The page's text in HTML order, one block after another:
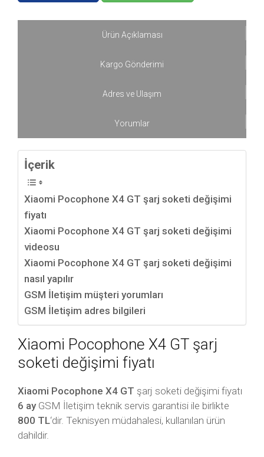
Ürün Açıklaması
Kargo Gönderimi
Adres ve Ulaşım
Yorumlar
İçerik
Xiaomi Pocophone X4 GT şarj soketi değişimi
fiyatı
Xiaomi Pocophone X4 GT şarj soketi değişimi
videosu
Xiaomi Pocophone X4 GT şarj soketi değişimi
nasıl yapılır
GSM İletişim müşteri yorumları
GSM İletişim adres bilgileri
Xiaomi Pocophone X4 GT şarj
soketi değişimi fiyatı
Xiaomi Pocophone X4 GT şarj soketi değişimi fiyatı
6 ayGSM İletişim teknik servis garantisi ile birlikte
800 TL‘dir. Teknisyen müdahalesi, kullanılan ürün
dahildir.